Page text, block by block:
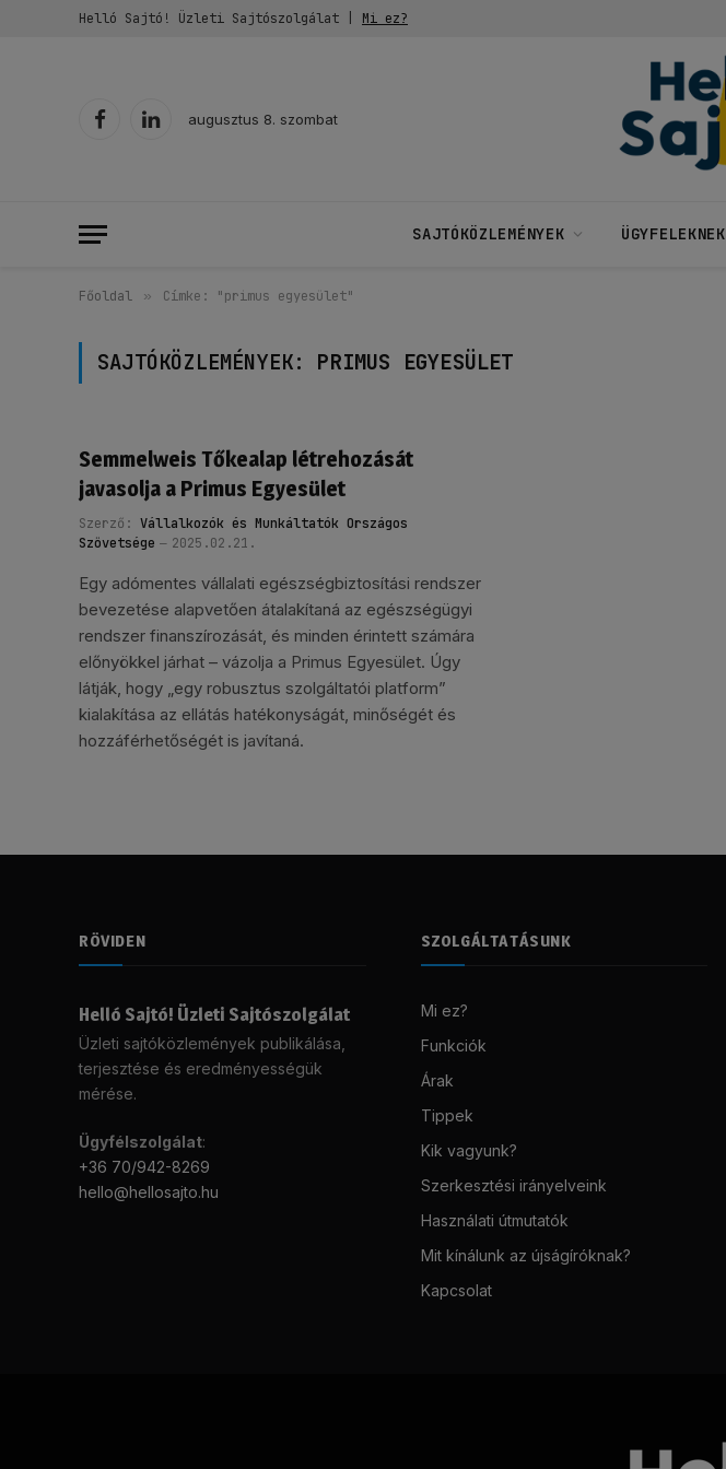
Helló Sajtó! Üzleti Sajtószolgálat | Mi ez?
FacebookLinkedIn
augusztus 8. szombat
SAJTÓKÖZLEMÉNYEK ÜGYFELEKNEK
Főoldal » Címke: "primus egyesület"
SAJTÓKÖZLEMÉNYEK: PRIMUS EGYESÜLET
Semmelweis Tőkealap létrehozását
javasolja a Primus Egyesület
Szerző: Vállalkozók és Munkáltatók Országos
Szövetsége
2025.02.21.
Egy adómentes vállalati egészségbiztosítási rendszer
bevezetése alapvetően átalakítaná az egészségügyi
rendszer finanszírozását, és minden érintett számára
előnyökkel járhat – vázolja a Primus Egyesület. Úgy
látják, hogy „egy robusztus szolgáltatói platform”
kialakítása az ellátás hatékonyságát, minőségét és
hozzáférhetőségét is javítaná.
RÖVIDEN
Helló Sajtó! Üzleti Sajtószolgálat
Üzleti sajtóközlemények publikálása,
terjesztése és eredményességük
mérése.
Ügyfélszolgálat:
+36 70/942-8269
hello@hellosajto.hu
SZOLGÁLTATÁSUNK
Mi ez?
Funkciók
Árak
Tippek
Kik vagyunk?
Szerkesztési irányelveink
Használati útmutatók
Mit kínálunk az újságíróknak?
Kapcsolat